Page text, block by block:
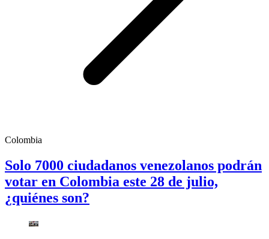
Colombia
Solo 7000 ciudadanos venezolanos podrán
votar en Colombia este 28 de julio,
¿quiénes son?